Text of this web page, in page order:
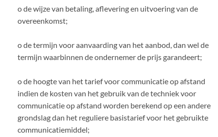
o de wijze van betaling, aflevering en uitvoering van de
overeenkomst;
o de termijn voor aanvaarding van het aanbod, dan wel de
termijn waarbinnen de ondernemer de prijs garandeert;
o de hoogte van het tarief voor communicatie op afstand
indien de kosten van het gebruik van de techniek voor
communicatie op afstand worden berekend op een andere
grondslag dan het reguliere basistarief voor het gebruikte
communicatiemiddel;